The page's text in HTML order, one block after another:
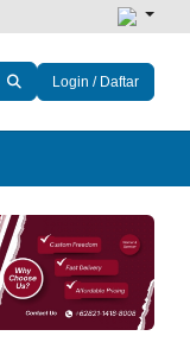
Login / Daftar